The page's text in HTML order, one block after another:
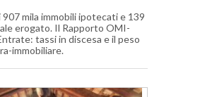
mila immobili ipotecati e 139
erogato. Il Rapporto OMI-
tassi in discesa e il peso
immobiliare.